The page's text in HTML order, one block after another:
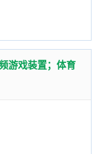
游戏装置；体育